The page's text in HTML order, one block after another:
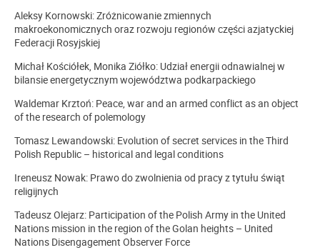
Aleksy Kornowski: Zróżnicowanie zmiennych
makroekonomicznych oraz rozwoju regionów części azjatyckiej
Federacji Rosyjskiej
Michał Kościółek, Monika Ziółko: Udział energii odnawialnej w
bilansie energetycznym województwa podkarpackiego
Waldemar Krztoń: Peace, war and an armed conflict as an object
of the research of polemology
Tomasz Lewandowski: Evolution of secret services in the Third
Polish Republic – historical and legal conditions
Ireneusz Nowak: Prawo do zwolnienia od pracy z tytułu świąt
religijnych
Tadeusz Olejarz: Participation of the Polish Army in the United
Nations mission in the region of the Golan heights – United
Nations Disengagement Observer Force